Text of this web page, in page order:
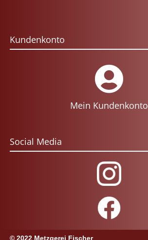
Kundenkonto
Mein Kundenkonto
Social Media
© 2022 Metzgerei Fischer